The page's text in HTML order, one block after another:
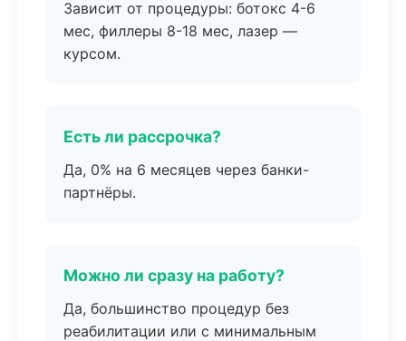
Зависит от процедуры: ботокс 4-6
мес, филлеры 8-18 мес, лазер —
курсом.
Есть ли рассрочка?
Да, 0% на 6 месяцев через банки-
партнёры.
Можно ли сразу на работу?
Да, большинство процедур без
реабилитации или с минимальным